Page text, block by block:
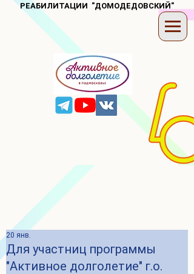
РЕАБИЛИТАЦИИ "ДОМОДЕДОВСКИЙ"
Для участниц программы
"Активное долголетие" г.о.
20 янв.